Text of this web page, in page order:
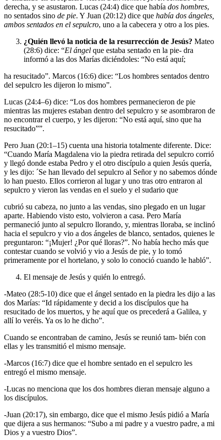
derecha, y se asustaron. Lucas (24:4) dice que había dos hombres,
no sentados sino de pie. Y Juan (20:12) dice que había dos ángeles,
ambos sentados en el sepulcro, uno a la cabecera y otro a los pies.
¿Quién llevó la noticia de la resurrección de Jesús? Mateo
(28:6) dice: “El ángel que estaba sentado en la pie- dra
informó a las dos Marías diciéndoles: “No está aquí;
ha resucitado”. Marcos (16:6) dice: “Los hombres sentados dentro
del sepulcro les dijeron lo mismo”.
Lucas (24:4–6) dice: “Los dos hombres permanecieron de pie
mientras las mujeres estaban dentro del sepulcro y se asombraron de
no encontrar el cuerpo, y les dijeron: “No está aquí, sino que ha
resucitado””.
Pero Juan (20:1–15) cuenta una historia totalmente diferente. Dice:
“Cuando María Magdalena vio la piedra retirada del sepulcro corrió
y llegó donde estaba Pedro y el otro discípulo a quien Jesús quería,
y les dijo: ´Se han llevado del sepulcro al Señor y no sabemos dónde
lo han puesto. Ellos corrieron al lugar y uno tras otro entraron al
sepulcro y vieron las vendas en el suelo y el sudario que
cubrió su cabeza, no junto a las vendas, sino plegado en un lugar
aparte. Habiendo visto esto, volvieron a casa. Pero María
permaneció junto al sepulcro llorando, y, mientras lloraba, se inclinó
hacia el sepulcro y vio a dos ángeles de blanco, sentados, quienes le
preguntaron: “¡Mujer! ¿Por qué lloras?”. No había hecho más que
contestar cuando se volvió y vio a Jesús de pie, y lo tomó
primeramente por el hortelano, y solo lo conoció cuando le habló”.
El mensaje de Jesús y quién lo entregó.
-Mateo (28:5-10) dice que el ángel sentado en la piedra les dijo a las
dos Marías: “Id rápidamente y decid a los discípulos que ha
resucitado de los muertos, y he aquí que os precederá a Galilea, y
allí lo veréis. Ya os lo he dicho”.
Cuando se encontraban de camino, Jesús se reunió tam- bién con
ellas y les transmitió el mismo mensaje.
-Marcos (16:7) dice que el hombre sentado en el sepulcro les
entregó el mismo mensaje.
-Lucas no menciona que los dos hombres dieran mensaje alguno a
los discípulos.
-Juan (20:17), sin embargo, dice que el mismo Jesús pidió a María
que dijera a sus hermanos: “Subo a mi padre y a vuestro padre, a mi
Dios y a vuestro Dios”.